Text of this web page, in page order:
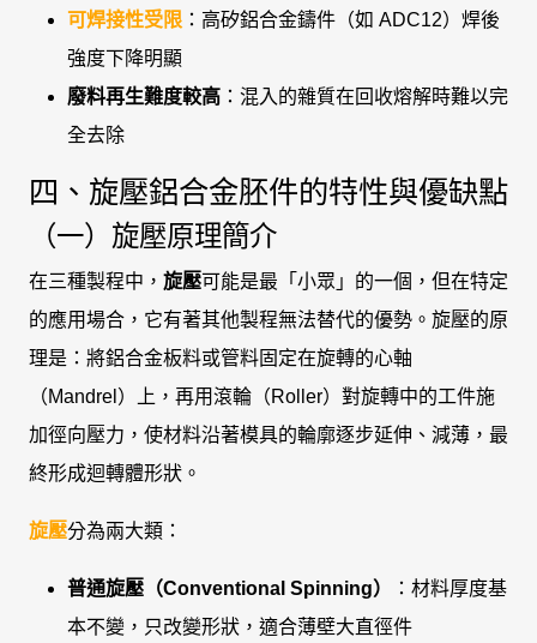
可焊接性受限 ：高矽鋁合金鑄件（如 ADC12）焊後
強度下降明顯
廢料再生難度較高 ：混入的雜質在回收熔解時難以完
全去除
四、旋壓鋁合金胚件的特性與優缺點
（一）旋壓原理簡介
在三種製程中， 旋壓可能是最「小眾」的一個，但在特定
的應用場合，它有著其他製程無法替代的優勢。旋壓的原
理是：將鋁合金板料或管料固定在旋轉的心軸
（Mandrel）上，再用滾輪（Roller）對旋轉中的工件施
加徑向壓力，使材料沿著模具的輪廓逐步延伸、減薄，最
終形成迴轉體形狀。
旋壓分為兩大類：
普通旋壓（Conventional Spinning）
：材料厚度基
本不變，只改變形狀，適合薄壁大直徑件